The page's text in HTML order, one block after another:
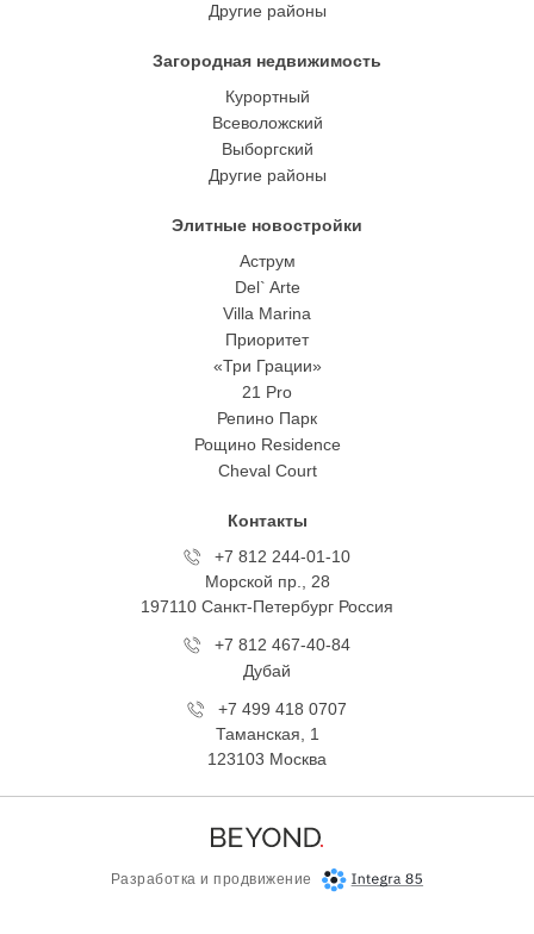
Другие районы
Загородная недвижимость
Курортный
Всеволожский
Выборгский
Другие районы
Элитные новостройки
Аструм
Del` Arte
Villa Marina
Приоритет
«Три Грации»
21 Pro
Репино Парк
Рощино Residence
Cheval Court
Контакты
+7 812 244-01-10
Морской пр., 28
197110 Санкт-Петербург Росcия
+7 812 467-40-84
Дубай
+7 499 418 0707
Таманская, 1
123103 Москва
Разработка и продвижение